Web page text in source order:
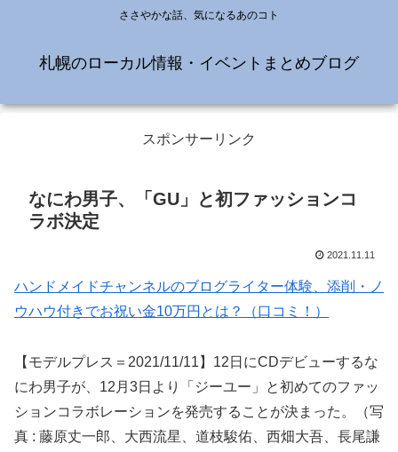
ささやかな話、気になるあのコト
札幌のローカル情報・イベントまとめブログ
スポンサーリンク
なにわ男子、「GU」と初ファッションコ
ラボ決定
2021.11.11
ハンドメイドチャンネルのブログライター体験、添削・ノ
ウハウ付きでお祝い金10万円とは？（口コミ！）
【モデルプレス＝2021/11/11】12日にCDデビューするな
にわ男子が、12月3日より「ジーユー」と初めてのファッ
ションコラボレーションを発売することが決まった。（写
真 : 藤原丈一郎、大西流星、道枝駿佑、西畑大吾、長尾謙